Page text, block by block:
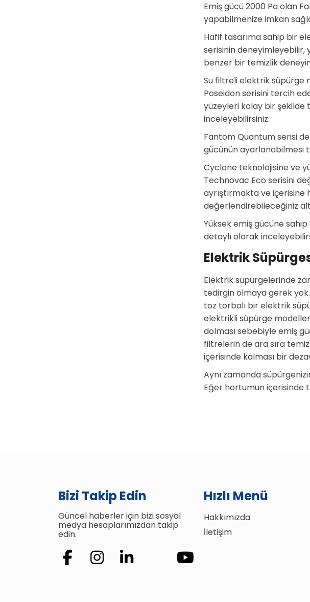
Emiş gücü 2000 Pa olan
yapabilmenize imkan
Hafif tasarıma sahip bir
serisinin deneyimleyebilir,
benzer bir temizlik
Su filtreli elektrik süpürge
Poseidon serisini tercih
yüzeyleri kolay bir şekilde
inceleyebilirsiniz.
Fantom Quantum serisi
gücünün ayarlanabilmesi
Cyclone teknolojisine ve
Technovac Eco serisini
ayrıştırmakta ve
değerlendirebileceğiniz
Yüksek emiş gücüne
detaylı olarak
Elektrik
Elektrik süpürgelerinde
tedirgin olmaya gerek
toz torbalı bir elektrik
elektrikli süpürge
dolması sebebiyle emiş
filtrelerin de ara sıra
içerisinde kalması bir
Aynı zamanda
Eğer hortumun içerisinde
Bizi Takip Edin
Güncel haberler için bizi sosyal
medya hesaplarımızdan takip
edin.
Hızlı Menü
Hakkımızda
İletişim